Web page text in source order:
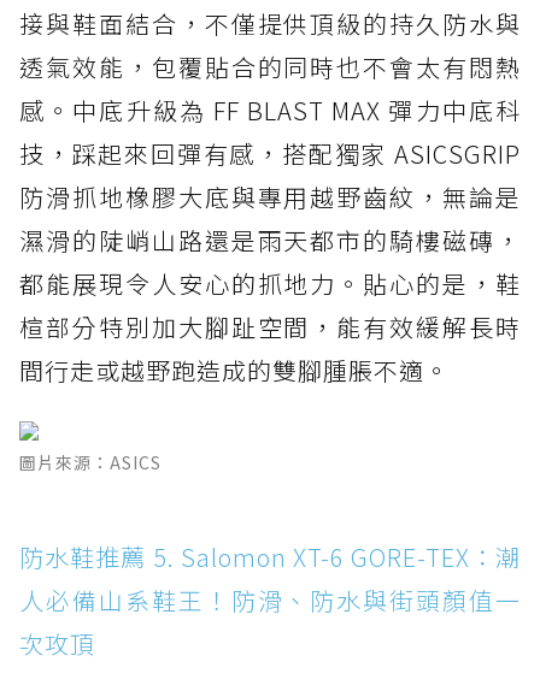
接與鞋面結合，不僅提供頂級的持久防水與
透氣效能，包覆貼合的同時也不會太有悶熱
感。中底升級為 FF BLAST MAX 彈力中底科
技，踩起來回彈有感，搭配獨家 ASICSGRIP
防滑抓地橡膠大底與專用越野齒紋，無論是
濕滑的陡峭山路還是雨天都市的騎樓磁磚，
都能展現令人安心的抓地力。貼心的是，鞋
楦部分特別加大腳趾空間，能有效緩解長時
間行走或越野跑造成的雙腳腫脹不適。
圖片來源：ASICS
防水鞋推薦 5. Salomon XT-6 GORE-TEX：潮
人必備山系鞋王！防滑、防水與街頭顏值一
次攻頂